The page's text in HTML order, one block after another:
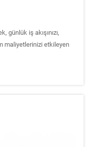
günlük iş akışınızı,
maliyetlerinizi etkileyen
binalar, gelişmiş